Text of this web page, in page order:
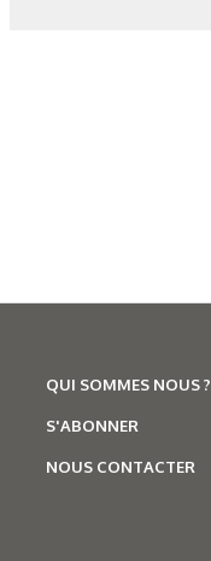
QUI SOMMES NOUS ?
S'ABONNER
NOUS CONTACTER